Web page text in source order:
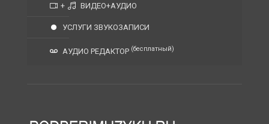
+ ВИДЕО+АУДИО
УСЛУГИ ЗВУКОЗАПИСИ
АУДИО РЕДАКТОР (бесплатный)